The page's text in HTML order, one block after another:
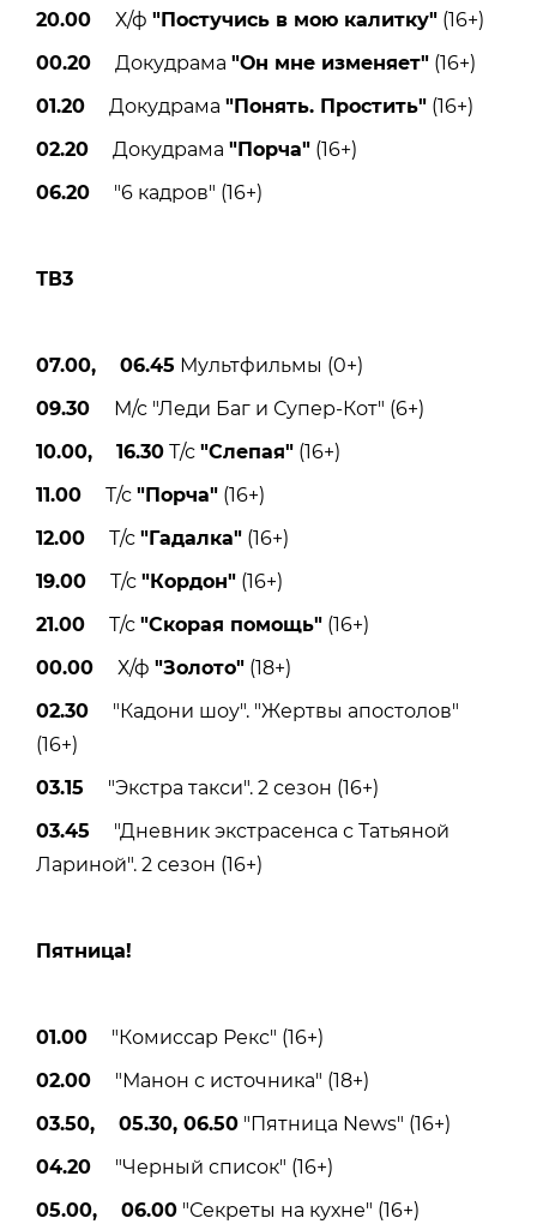
20.00 Х/ф "Постучись в мою калитку" (16+)
00.20 Докудрама "Он мне изменяет" (16+)
01.20 Докудрама "Понять. Простить" (16+)
02.20 Докудрама "Порча" (16+)
06.20 "6 кадров" (16+)
ТВ3
07.00, 06.45 Мультфильмы (0+)
09.30 М/с "Леди Баг и Супер-Кот" (6+)
10.00, 16.30 Т/с "Слепая" (16+)
11.00 Т/с "Порча" (16+)
12.00 Т/с "Гадалка" (16+)
19.00 Т/с "Кордон" (16+)
21.00 Т/с "Скорая помощь" (16+)
00.00 Х/ф "Золото" (18+)
02.30 "Кадони шоу". "Жертвы апостолов"
(16+)
03.15 "Экстра такси". 2 сезон (16+)
03.45 "Дневник экстрасенса с Татьяной
Лариной". 2 сезон (16+)
Пятницa!
01.00 "Комиссар Рекс" (16+)
02.00 "Манон с источника" (18+)
03.50, 05.30, 06.50 "Пятница News" (16+)
04.20 "Черный список" (16+)
05.00, 06.00 "Секреты на кухне" (16+)